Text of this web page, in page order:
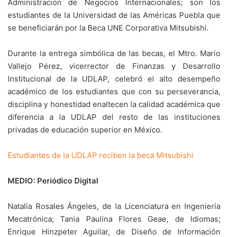
Administración de Negocios Internacionales; son los
estudiantes de la Universidad de las Américas Puebla que
se beneficiarán por la Beca UNE Corporativa Mitsubishi.
Durante la entrega simbólica de las becas, el Mtro. Mario
Vallejo Pérez, vicerrector de Finanzas y Desarrollo
Institucional de la UDLAP, celebró el alto desempeño
académico de los estudiantes que con su perseverancia,
disciplina y honestidad enaltecen la calidad académica que
diferencia a la UDLAP del resto de las instituciones
privadas de educación superior en México.
Estudiantes de la UDLAP reciben la beca Mitsubishi
MEDIO: Periódico Digital
Natalia Rosales Ángeles, de la Licenciatura en Ingeniería
Mecatrónica; Tania Paulina Flores Geae, de Idiomas;
Enrique Hinzpeter Aguilar, de Diseño de Información